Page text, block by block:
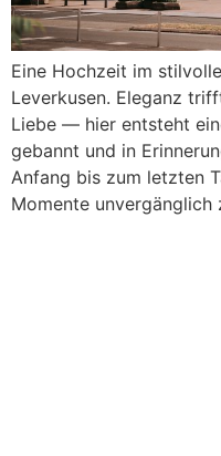
Eine Hochzeit im
Leverkusen. Eleganz
Liebe — hier entsteht
gebannt und in
Anfang bis zum letzten
Momente unvergänglich